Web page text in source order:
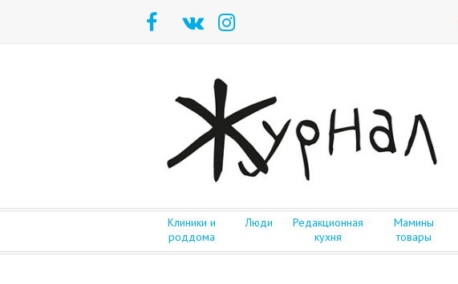
Клиники и
роддома
Люди
Редакционная
кухня
Мамины
товары